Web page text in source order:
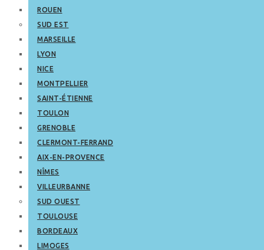
ROUEN
SUD EST
MARSEILLE
LYON
NICE
MONTPELLIER
SAINT-ÉTIENNE
TOULON
GRENOBLE
CLERMONT-FERRAND
AIX-EN-PROVENCE
NÎMES
VILLEURBANNE
SUD OUEST
TOULOUSE
BORDEAUX
LIMOGES